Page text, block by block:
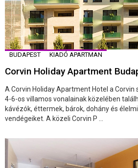
BUDAPEST KIADÓ APARTMAN
Corvin Holiday Apartment
A Corvin Holiday Apartment Hotel a Corvin
4-6-os villamos vonalainak közelében
kávézók, éttermek, bárok, dohány és
vendégeiket. A közeli Corvin P ...